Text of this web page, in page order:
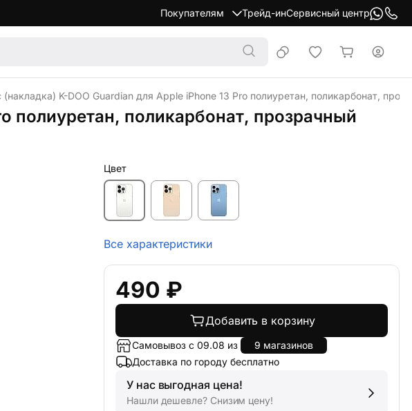
Покупателям Трейд-инСервисный центр
(накладка) K-DOO Guardian для Apple iPhone 13 Pro полиуретан, поликарбонат,
полиуретан, поликарбонат, прозрачный
Цвет
Все характеристики
490 ₽
Добавить в корзину
Самовывоз с 09.08 из
9 магазинов
Доставка по городу бесплатно
У нас выгодная цена!
Нашли дешевле? Снизим цену!